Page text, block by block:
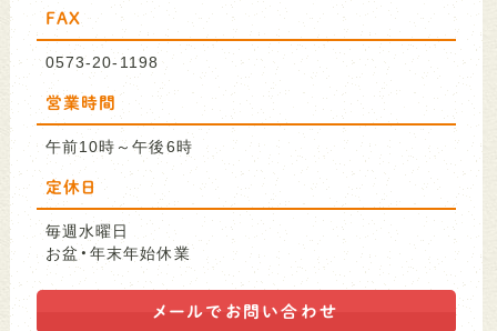
FAX
0573-20-1198
営業時間
午前10時～午後6時
定休日
毎週水曜日
お盆・年末年始休業
メールで お問い合わせ